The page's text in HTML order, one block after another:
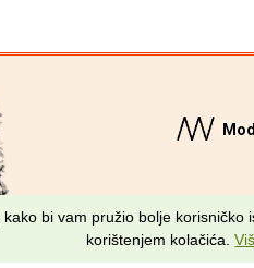
Sva prava pridržana ©
O nama•Pomoć•
kako bi vam pružio bolje
korištenjem kolačića.